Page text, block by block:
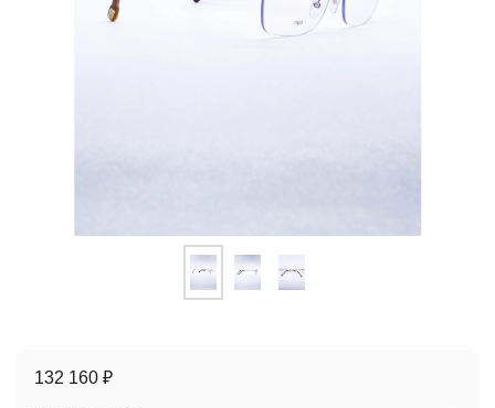
132 160 ₽